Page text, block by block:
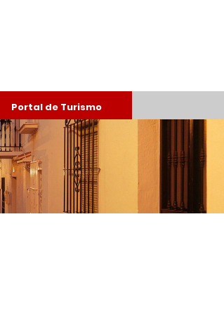
Portal de Turismo